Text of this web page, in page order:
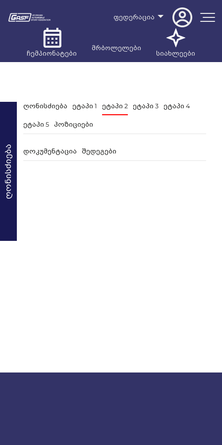
ფედერაცია
ჩემპიონატები
მრბოლელები
სიახლეები
ღონისძიება
ღონისძიება ეტაპი 1 ეტაპი 2 ეტაპი 3 ეტაპი 4
ეტაპი 5 პოზიციები
დოკუმენტაცია შედეგები